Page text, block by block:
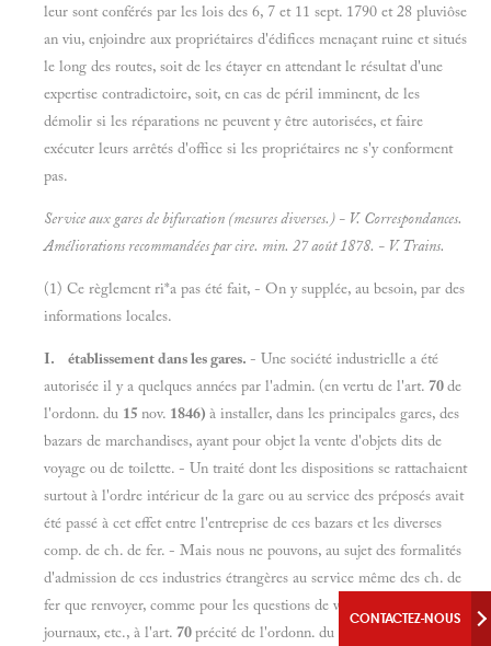
leur sont conférés par les lois des 6, 7 et 11 sept. 1790 et 28 pluviôse
an viu, enjoindre aux propriétaires d'édifices menaçant ruine et situés
le long des routes, soit de les étayer en attendant le résultat d'une
expertise contradictoire, soit, en cas de péril imminent, de les
démolir si les réparations ne peuvent y être autorisées, et faire
exécuter leurs arrêtés d'office si les propriétaires ne s'y conforment
pas.
Service aux gares de bifurcation (mesures diverses.) - V. Correspondances.
Améliorations recommandées par cire. min. 27 août 1878. - V.Trains.
(1) Ce règlement ri*a pas été fait, - On y supplée, au besoin, par des
informations locales.
I. établissement dans les gares. - Une société industrielle a été
autorisée il y a quelques années par l'admin. (en vertu de l'art. 70de
l'ordonn. du 15 nov. 1846) à installer, dans les principales gares, des
bazars de marchandises, ayant pour objet la vente d'objets dits de
voyage ou de toilette. - Un traité dont les dispositions se rattachaient
surtout à l'ordre intérieur de la gare ou au service des préposés avait
été passé à cet effet entre l'entreprise de ces bazars et les diverses
comp. de ch. de fer. - Mais nous ne pouvons, au sujet des formalités
d'admission de ces industries étrangères au service même des ch. de
fer que renvoyer, comme pour les questions de vente de livres,
journaux, etc., à l'art. 70précité de l'ordonn. du
CONTACTEZ-NOUS